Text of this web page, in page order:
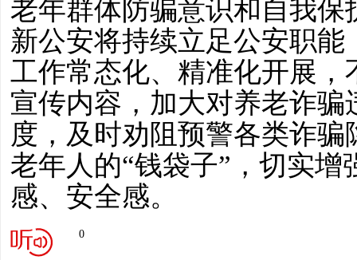
老年群体防骗意识和自我
新公安将持续立足公安职能
工作常态化、精准化开展
宣传内容，加大对养老诈
度，及时劝阻预警各类诈
老年人的“钱袋子”，切实
感、安全感。
0